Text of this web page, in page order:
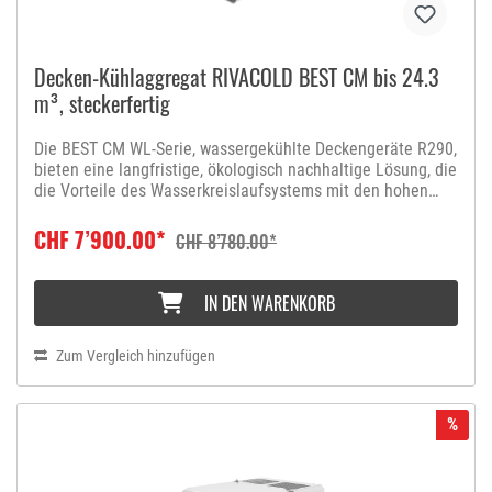
Decken-Kühlaggregat RIVACOLD BEST CM bis 24.3
m³, steckerfertig
Die BEST CM WL-Serie, wassergekühlte Deckengeräte R290,
bieten eine langfristige, ökologisch nachhaltige Lösung, die
die Vorteile des Wasserkreislaufsystems mit den hohen
BEST Rivacold-Reihe verbinden.Die technische Lösung der
Plattenwärmetauscher hilft, die Kapazität zu maximieren
erforderliche Kältemittelmenge zu begrenzen (maximal 150
g pro pro Kreislauf), so dass eine Installation in bewohnten
Kondensation sorgt für eine Reduzierung des
hinaus verwenden diese Produkte Verdichter mit hohem
führen. Die neue RIV-OLUTION-Elektronik und die neue,
CHF 7’900.00* CHF 8’780.00*
IN DEN WARENKORB
Zum Vergleich hinzufügen
%